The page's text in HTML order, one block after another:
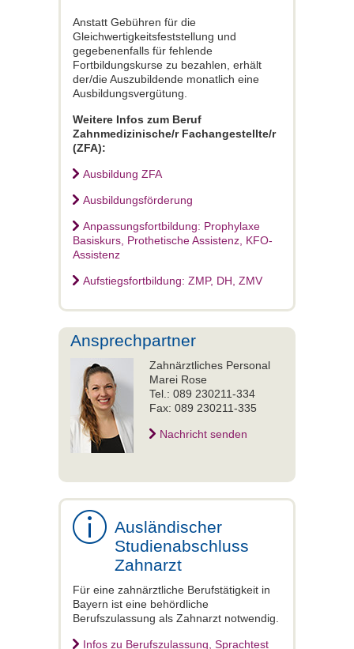
Anstatt Gebühren für die
Gleichwertigkeitsfeststellung und
gegebenenfalls für fehlende
Fortbildungskurse zu bezahlen, erhält
der/die Auszubildende monatlich eine
Ausbildungsvergütung.
Weitere Infos zum Beruf
Zahnmedizinische/r Fachangestellte/r
(ZFA):
Ausbildung ZFA
Ausbildungsförderung
Anpassungsfortbildung: Prophylaxe
Basiskurs, Prothetische Assistenz, KFO-
Assistenz
Aufstiegsfortbildung: ZMP, DH, ZMV
Ansprechpartner
Zahnärztliches Personal
Marei Rose
Tel.: 089 230211-334
Fax: 089 230211-335
Nachricht senden
Ausländischer
Studienabschluss
Zahnarzt
Für eine zahnärztliche Berufstätigkeit in
Bayern ist eine behördliche
Berufszulassung als Zahnarzt notwendig.
Infos zu Berufszulassung, Sprachtest